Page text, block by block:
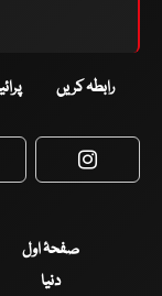
رابطہ کریں
صفحۂ اول
دنیا